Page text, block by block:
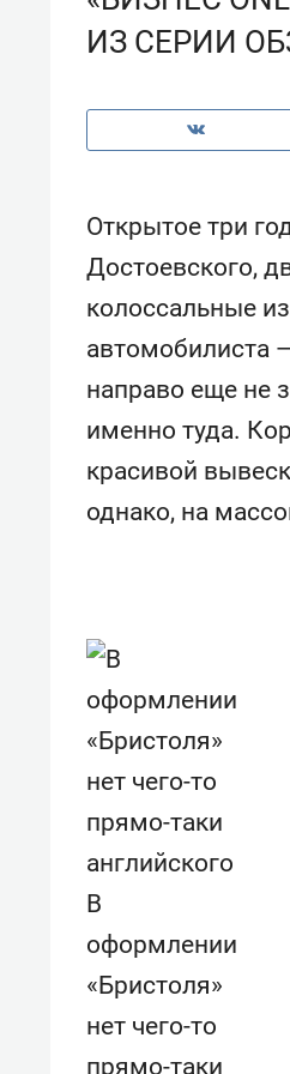
ИЗ СЕРИИ
Открытое три
Достоевского,
колоссальные
автомобилиста
направо еще не
именно туда.
красивой
однако, на
В
оформлении
«Бристоля»
нет чего-то
прямо-таки
чем
Рекомендуем
Оставить шум
ЖК «Заря»